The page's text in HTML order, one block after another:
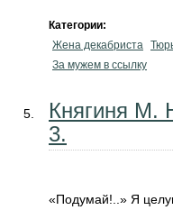
Категории:
Жена декабриста
За мужем в ссылку
Княгиня М.
3.
«Подумай!..» Я